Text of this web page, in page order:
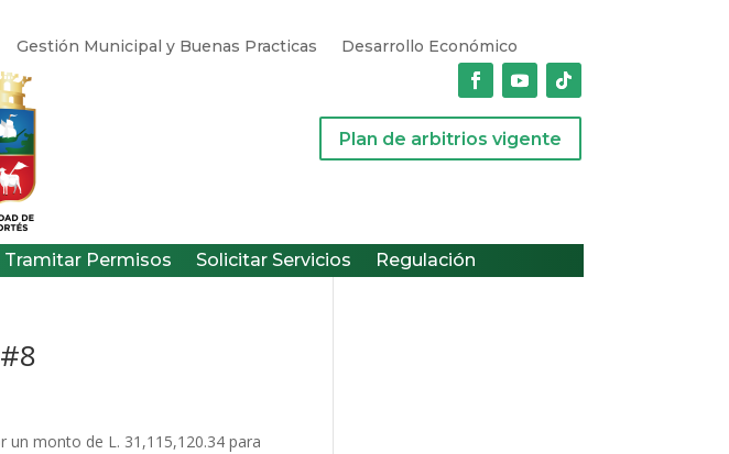
Gestión Municipal y Buenas Practicas
Desarrollo Económico
Plan de arbitrios vigente
Tramitar Permisos Solicitar Servicios Regulación
un monto de L. 31,115,120.34 para